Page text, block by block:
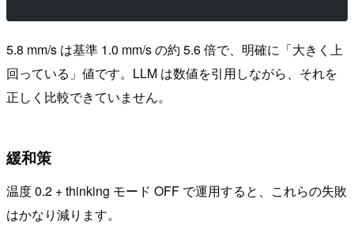
5.8 mm/s は基準 1.0 mm/s の約 5.6 倍で、明確に「大きく上
回っている」値です。LLM は数値を引用しながら、それを
正しく比較できていません。
緩和策
温度 0.2 + thinking モード OFF で運用すると、これらの失敗
はかなり減ります。